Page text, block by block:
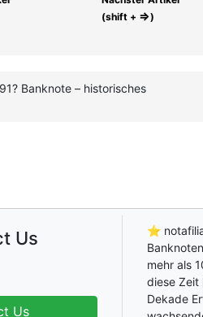
(shift + ⇒)
Banknote – historisches
Us
Us
⭐
mehr als
diese Zeit
Dekade